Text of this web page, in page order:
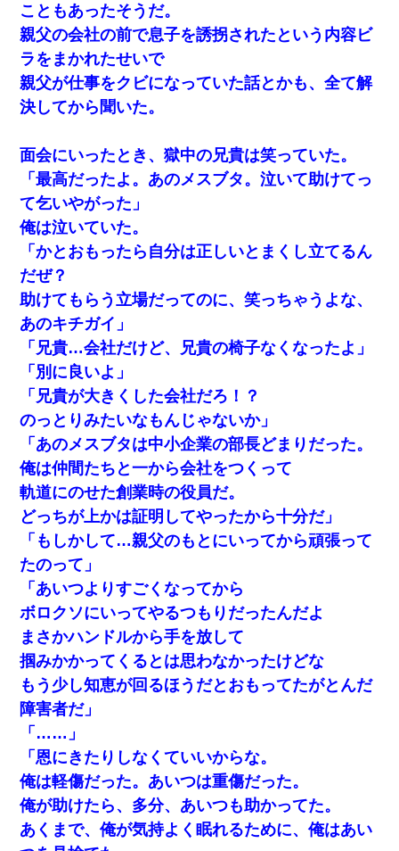
こともあったそうだ。
親父の会社の前で息子を誘拐されたという内容ビ
ラをまかれたせいで
親父が仕事をクビになっていた話とかも、全て解
決してから聞いた。
面会にいったとき、獄中の兄貴は笑っていた。
「最高だったよ。あのメスブタ。泣いて助けてっ
て乞いやがった」
俺は泣いていた。
「かとおもったら自分は正しいとまくし立てるん
だぜ？
助けてもらう立場だってのに、笑っちゃうよな、
あのキチガイ」
「兄貴…会社だけど、兄貴の椅子なくなったよ」
「別に良いよ」
「兄貴が大きくした会社だろ！？
のっとりみたいなもんじゃないか」
「あのメスブタは中小企業の部長どまりだった。
俺は仲間たちと一から会社をつくって
軌道にのせた創業時の役員だ。
どっちが上かは証明してやったから十分だ」
「もしかして…親父のもとにいってから頑張って
たのって」
「あいつよりすごくなってから
ボロクソにいってやるつもりだったんだよ
まさかハンドルから手を放して
掴みかかってくるとは思わなかったけどな
もう少し知恵が回るほうだとおもってたがとんだ
障害者だ」
「……」
「恩にきたりしなくていいからな。
俺は軽傷だった。あいつは重傷だった。
俺が助けたら、多分、あいつも助かってた。
あくまで、俺が気持よく眠れるために、俺はあい